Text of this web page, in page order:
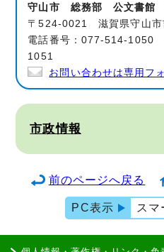
守山市 総務部 公文書館
〒524-0021 滋賀県守山市
電話番号：077-514-1050
1051
お問い合わせは専用フ
市政情報
前のページへ戻る
PC表示 スマ